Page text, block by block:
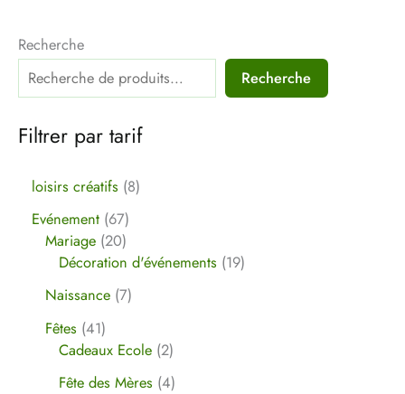
Recherche
Recherche
Filtrer par tarif
loisirs créatifs 8
Evénement 67
Mariage 20
Décoration d'événements 19
Naissance 7
Fêtes 41
Cadeaux Ecole 2
Fête des Mères 4